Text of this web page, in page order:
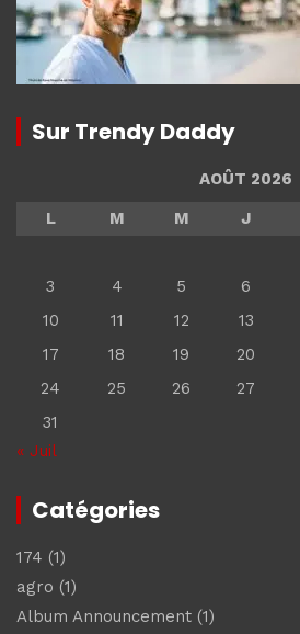
Sur Trendy Daddy
AOÛT 2026
L
M M J
3
4 5 6
10
11 12 13
17
18 19 20
24
25 26 27
31
« Juil
Catégories
174 (1)
agro (1)
Album Announcement (1)